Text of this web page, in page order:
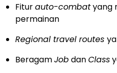
Fiturauto-combatyang
permainan
Regional travel routes
BeragamJobdanClass